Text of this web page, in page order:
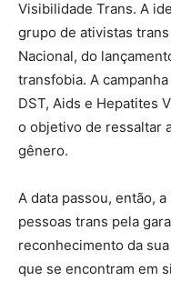
Visibilidade Trans. A
grupo de ativistas
Nacional, do
transfobia. A
DST, Aids e Hepatites
o objetivo de ressaltar
gênero.
A data passou, então,
pessoas trans pela
reconhecimento da
que se encontram em